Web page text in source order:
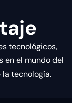
tecnológicos,
en el mundo del
tecnología.